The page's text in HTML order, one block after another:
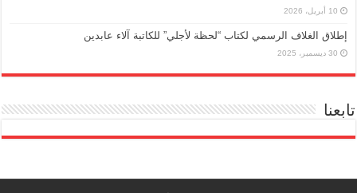
10 أبريل، 2026
إطلاق الغلاف الرسمي لكتاب “لحظة لأجلي” للكاتبة آلاء عابدين
30 ديسمبر، 2025
تابعنا